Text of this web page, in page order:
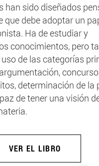
han sido diseñados
que debe adoptar un
Ha de estudiar y
conocimientos, pero
de las categorías
determinación de la
de tener una visión
VER EL LIBRO